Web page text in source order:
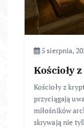
5 sierpnia,
Kościoły
Kościoły z
przyciągają
miłośników
skrywają nie